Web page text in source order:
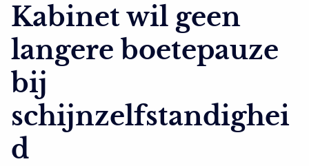
Kabinet wil geen
langere boetepauze
bij
schijnzelfstandighei
d